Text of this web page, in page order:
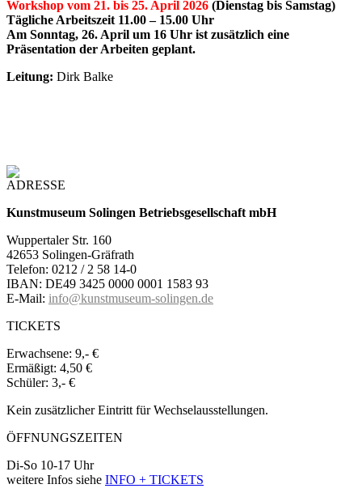
Workshop vom 21. bis 25. April 2026 (Dienstag bis Samstag)
Tägliche Arbeitszeit 11.00 – 15.00 Uhr
Am Sonntag, 26. April um 16 Uhr ist zusätzlich eine
Präsentation der Arbeiten geplant.
Leitung: Dirk Balke
ADRESSE
Kunstmuseum Solingen Betriebsgesellschaft mbH
Wuppertaler Str. 160
42653 Solingen-Gräfrath
Telefon: 0212 / 2 58 14-0
IBAN: DE49 3425 0000 0001 1583 93
E-Mail: info@kunstmuseum-solingen.de
TICKETS
Erwachsene: 9,- €
Ermäßigt: 4,50 €
Schüler: 3,- €
Kein zusätzlicher Eintritt für Wechselausstellungen.
ÖFFNUNGSZEITEN
Di-So 10-17 Uhr
weitere Infos siehe INFO + TICKETS